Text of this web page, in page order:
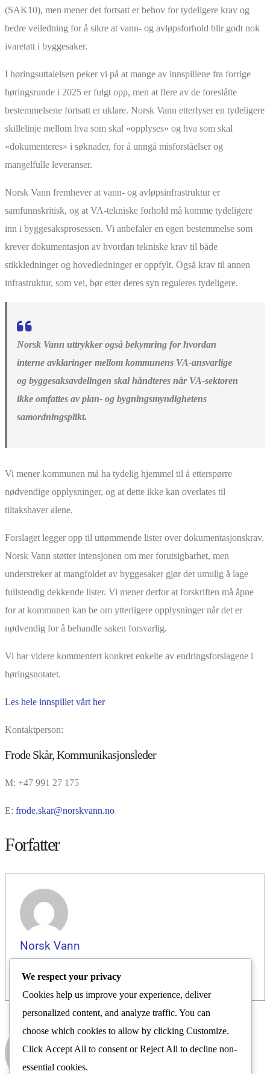
(SAK10), men mener det fortsatt er behov for tydeligere krav og
bedre veiledning for å sikre at vann- og avløpsforhold blir godt nok
ivaretatt i byggesaker.
I høringsuttalelsen peker vi på at mange av innspillene fra forrige
høringsrunde i 2025 er fulgt opp, men at flere av de foreslåtte
bestemmelsene fortsatt er uklare. Norsk Vann etterlyser en tydeligere
skillelinje mellom hva som skal «opplyses» og hva som skal
«dokumenteres» i søknader, for å unngå misforståelser og
mangelfulle leveranser.
Norsk Vann fremhever at vann- og avløpsinfrastruktur er
samfunnskritisk, og at VA-tekniske forhold må komme tydeligere
inn i byggesaksprosessen. Vi anbefaler en egen bestemmelse som
krever dokumentasjon av hvordan tekniske krav til både
stikkledninger og hovedledninger er oppfylt. Også krav til annen
infrastruktur, som vei, bør etter deres syn reguleres tydeligere.
Norsk Vann uttrykker også bekymring for hvordan
interne avklaringer mellom kommunens VA-ansvarlige
og byggesaksavdelingen skal håndteres når VA-sektoren
ikke omfattes av plan- og bygningsmyndighetens
samordningsplikt.
Vi mener kommunen må ha tydelig hjemmel til å etterspørre
nødvendige opplysninger, og at dette ikke kan overlates til
tiltakshaver alene.
Forslaget legger opp til uttømmende lister over dokumentasjonskrav.
Norsk Vann støtter intensjonen om mer forutsigbarhet, men
understreker at mangfoldet av byggesaker gjør det umulig å lage
fullstendig dekkende lister. Vi mener derfor at forskriften må åpne
for at kommunen kan be om ytterligere opplysninger når det er
nødvendig for å behandle saken forsvarlig.
Vi har videre kommentert konkret enkelte av endringsforslagene i
høringsnotatet.
Les hele innspillet vårt her
Kontaktperson:
Frode Skår, Kommunikasjonsleder
M: +47 991 27 175
E: frode.skar@norskvann.no
Forfatter
Norsk Vann
Norsk Vann
We respect your privacy
Cookies help us improve your experience, deliver
personalized content, and analyze traffic. You can
choose which cookies to allow by clicking Customize.
Click Accept All to consent orReject All to decline non-
essential cookies.